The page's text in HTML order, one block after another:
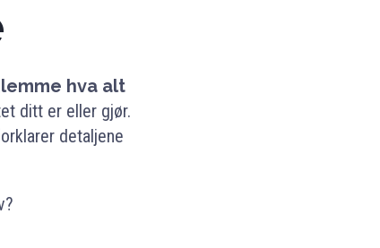
hva alt
ditt er eller gjør.
detaljene